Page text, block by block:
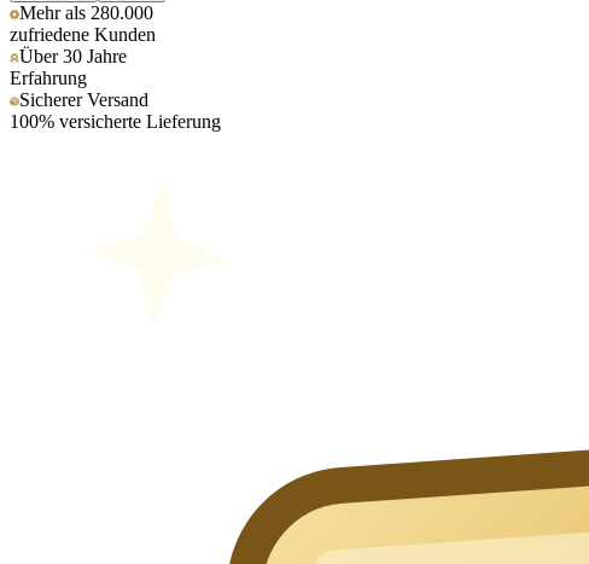
Mehr als 280.000
zufriedene Kunden
Über 30 Jahre
Erfahrung
Sicherer Versand
100% versicherte Lieferung